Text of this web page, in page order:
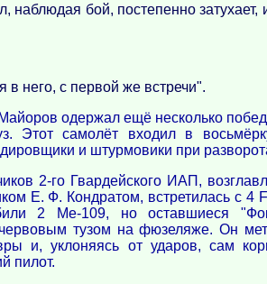
наблюдая бой, постепенно
него, с первой же встречи".
одержал ещё несколько
Этот самолёт входил в
и штурмовики при
2-го Гвардейского ИАП,
Е. Ф. Кондратом, встретилась с 4
2 Ме-109, но оставшиеся
тузом на фюзеляже. Он
и, уклоняясь от ударов, сам
пилот.